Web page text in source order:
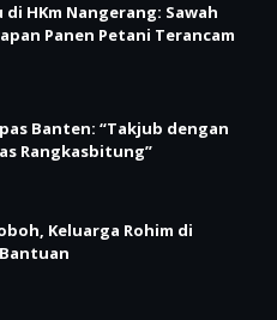
di HKm Nangerang: Sawah
Panen Petani Terancam
Banten: “Takjub dengan
Rangkasbitung”
Keluarga Rohim di